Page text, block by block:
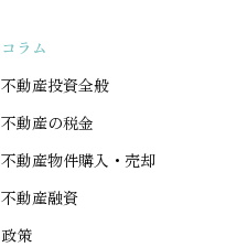
コラム
不動産投資全般
不動産の税金
不動産物件購入・売却
不動産融資
政策